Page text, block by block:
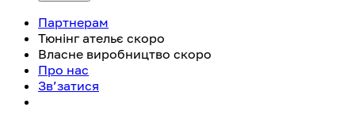
Партнерам
Тюнінг ательє скоро
Власне виробництво скоро
Про нас
Зв’затися